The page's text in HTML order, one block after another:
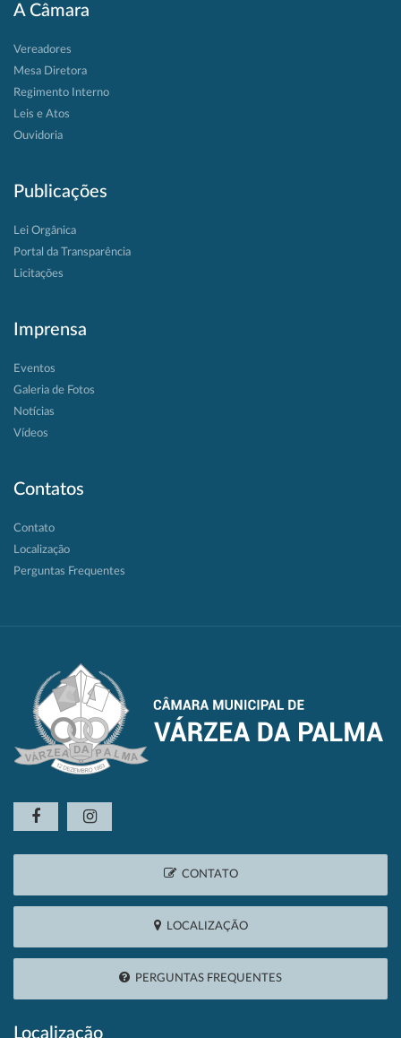
A Câmara
Vereadores
Mesa Diretora
Regimento Interno
Leis e Atos
Ouvidoria
Publicações
Lei Orgânica
Portal da Transparência
Licitações
Imprensa
Eventos
Galeria de Fotos
Notícias
Vídeos
Contatos
Contato
Localização
Perguntas Frequentes
CONTATO
LOCALIZAÇÃO
PERGUNTAS FREQUENTES
Localização